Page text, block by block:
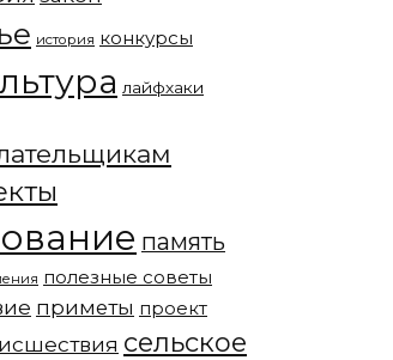
история конкурсы
лайфхаки
память
полезные советы
приметы проект
сельское